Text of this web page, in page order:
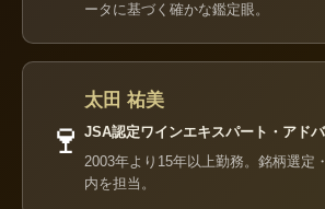
ータに基づく確かな鑑定眼。
🍷
太田 祐美
JSA認定ワインエキスパート・アド
2003年より15年以上勤務。銘柄選定
内を担当。